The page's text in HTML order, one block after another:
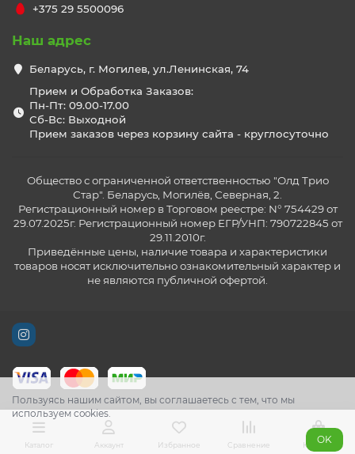
Пользуясь нашим сайтом, вы соглашаетесь с тем, что мы
используем cookies.
OK
+375 29 5500096
Наш адрес
Беларусь, г. Могилев, ул.Ленинская, 74
Прием и Обработка Заказов:
Пн-Пт: 09.00-17.00
Сб-Вс: Выходной
Прием заказов через корзину сайта - круглосуточно
Общество с ограниченной ответственностью "Олд Трио
Стар". Беларусь, Могилёв, Северная, 2.
Регистрационный номер в Торговом реестре: N° 754429 от
29.07.2025г. Регистрационный номер ЕГР/УНП: 790722845 от
29.11.2010г.
Приведённые цены, наличие товара и характеристики
товаров носят исключительно ознакомительный характер и
не являются публичной офертой.
Каталог Аккаунт Избранное Сравнение Корзина